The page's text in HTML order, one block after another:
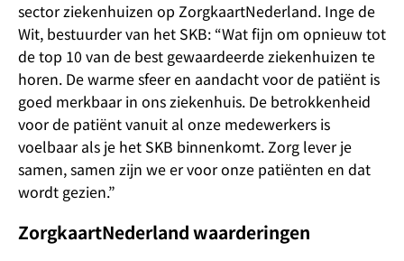
sector ziekenhuizen op ZorgkaartNederland. Inge de
Wit, bestuurder van het SKB: “Wat fijn om opnieuw tot
de top 10 van de best gewaardeerde ziekenhuizen te
horen. De warme sfeer en aandacht voor de patiënt is
goed merkbaar in ons ziekenhuis. De betrokkenheid
voor de patiënt vanuit al onze medewerkers is
voelbaar als je het SKB binnenkomt. Zorg lever je
samen, samen zijn we er voor onze patiënten en dat
wordt gezien.”
ZorgkaartNederland waarderingen